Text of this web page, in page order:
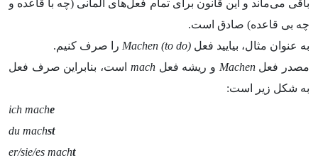
باقی می‌­ماند و این قانون برای تمام فعل‌­های آلمانی (چه با قاعده و
چه بی قاعده) صادق است.
به عنوان مثال، بیایید فعل Machen (to do) را صرف کنیم.
مصدر فعلMachen و ریشه فعلmach است، بنابراین صرف فعل
به شکل زیر است:
ich mache
du machst
er/sie/es macht